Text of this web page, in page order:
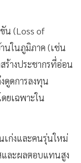
น (Loss of
นในภูมิภาค (เช่น
ร้างประชากรที่อ่อน
ดูดการลงทุน
ยเฉพาะใน
เก่งและคนรุ่นใหม่
และผลตอบแทนสูง